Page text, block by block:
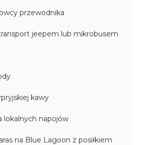
przewodnika
jeepem lub mikrobusem
kawy
lokalnych napojów
na Blue Lagoon z posiłkiem